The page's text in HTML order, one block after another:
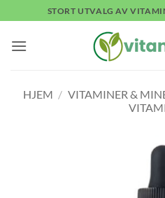
to
content
STORT UTVALG AV
HJEM / VITAMINER &